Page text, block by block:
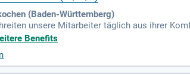
(Baden-Württemberg)
unsere Mitarbeiter täglich aus ihrer
Erfolg und tragen maßgeblich zu
und fördert eine Kultur der
erfolgreiche Zukunft zu führen. Entdecken
Benefits